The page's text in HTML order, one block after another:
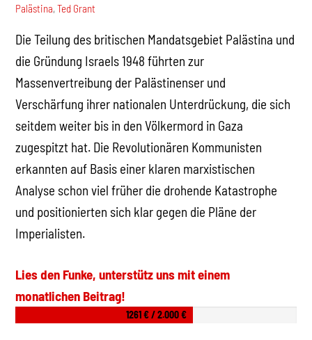
Palästina,Ted Grant
Die Teilung des britischen Mandatsgebiet Palästina und
die Gründung Israels 1948 führten zur
Massenvertreibung der Palästinenser und
Verschärfung ihrer nationalen Unterdrückung, die sich
seitdem weiter bis in den Völkermord in Gaza
zugespitzt hat. Die Revolutionären Kommunisten
erkannten auf Basis einer klaren marxistischen
Analyse schon viel früher die drohende Katastrophe
und positionierten sich klar gegen die Pläne der
Imperialisten.
Lies den Funke, unterstütz uns mit einem
monatlichen Beitrag!
1261 € / 2.000 €